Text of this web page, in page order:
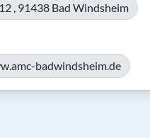
, 91438 Bad Windsheim
badwindsheim.de